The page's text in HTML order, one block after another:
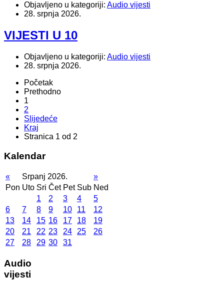
Objavljeno u kategoriji: Audio vijesti
28. srpnja 2026.
VIJESTI U 10
Objavljeno u kategoriji: Audio vijesti
28. srpnja 2026.
Početak
Prethodno
1
2
Slijedeće
Kraj
Stranica 1 od 2
Kalendar
« Srpanj 2026.
»
Pon Uto Sri Čet Pet Sub Ned
1
2 3 4
5
6
7 8 9 10 11
12
13
14 15 16 17 18
19
20
21 22 23 24 25
26
27
28 29 30 31
Audio
vijesti